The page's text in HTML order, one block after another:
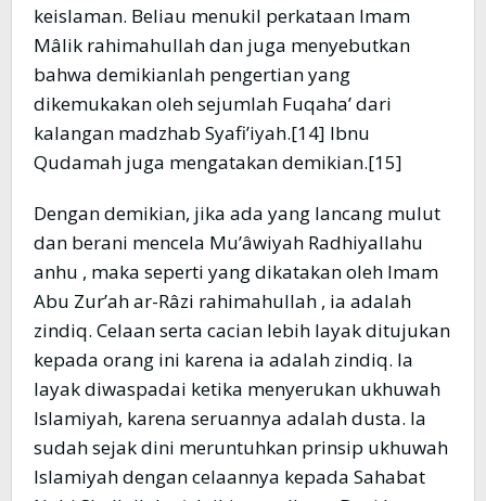
keislaman. Beliau menukil perkataan Imam
Mâlik rahimahullah dan juga menyebutkan
bahwa demikianlah pengertian yang
dikemukakan oleh sejumlah Fuqaha’ dari
kalangan madzhab Syafi’iyah.[14] Ibnu
Qudamah juga mengatakan demikian.[15]
Dengan demikian, jika ada yang lancang mulut
dan berani mencela Mu’âwiyah Radhiyallahu
anhu , maka seperti yang dikatakan oleh Imam
Abu Zur’ah ar-Râzi rahimahullah , ia adalah
zindiq. Celaan serta cacian lebih layak ditujukan
kepada orang ini karena ia adalah zindiq. Ia
layak diwaspadai ketika menyerukan ukhuwah
Islamiyah, karena seruannya adalah dusta. Ia
sudah sejak dini meruntuhkan prinsip ukhuwah
Islamiyah dengan celaannya kepada Sahabat